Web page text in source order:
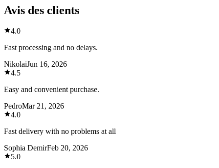
Avis des clients
4.0
Fast processing and no delays.
NikolaiJun 16, 2026
4.5
Easy and convenient purchase.
PedroMar 21, 2026
4.0
Fast delivery with no problems at all
Sophia DemirFeb 20, 2026
5.0